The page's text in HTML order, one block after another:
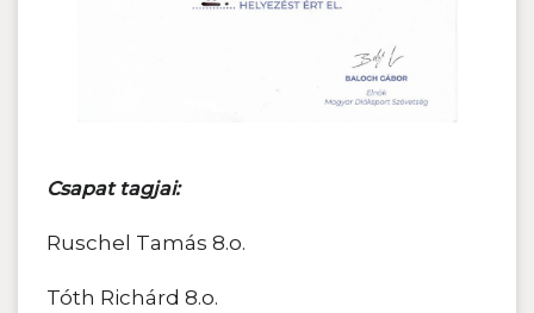
Csapat tagjai:
Ruschel Tamás 8.o.
Tóth Richárd 8.o.